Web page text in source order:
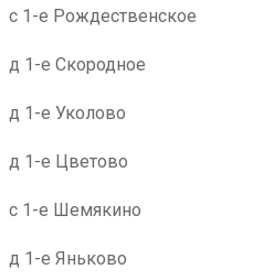
с 1-е Рождественское
д 1-е Скородное
д 1-е Уколово
д 1-е Цветово
с 1-е Шемякино
д 1-е Яньково